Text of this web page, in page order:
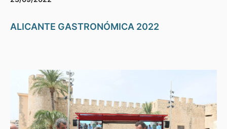
ALICANTE GASTRONÓMICA 2022